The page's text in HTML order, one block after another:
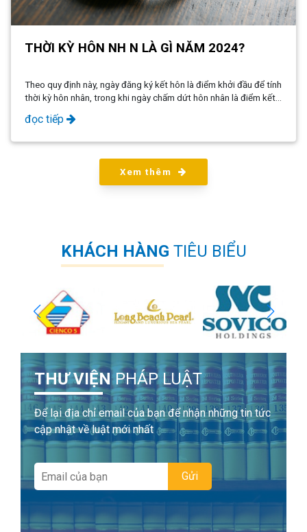
THỜI KỲ HÔN NH N LÀ GÌ NĂM 2024?
Theo quy định này, ngày đăng ký kết hôn là điểm khởi đầu để tính
thời kỳ hôn nhân, trong khi ngày chấm dứt hôn nhân là điểm kết
thúc. Sự rõ ràng của quy định này giúp tránh những hiểu lầm khi
áp dụng luật.
đọc tiếp
Xem thêm
KHÁCH HÀNG TIÊU BIỂU
THƯ VIỆNPHÁP LUẬT
Để lại địa chỉ email của bạn để nhận những tin tức
cập nhật về luật mới nhất